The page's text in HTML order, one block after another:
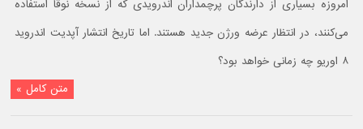
امروزه بسیاری از دارندگان پرچمداران اندرویدی که از نسخه نوقا استفاده
می‌کنند، در انتظار عرضه ورژن جدید هستند. اما تاریخ انتشار آپدیت اندروید
۸ اوریو چه زمانی خواهد بود؟
متن کامل »